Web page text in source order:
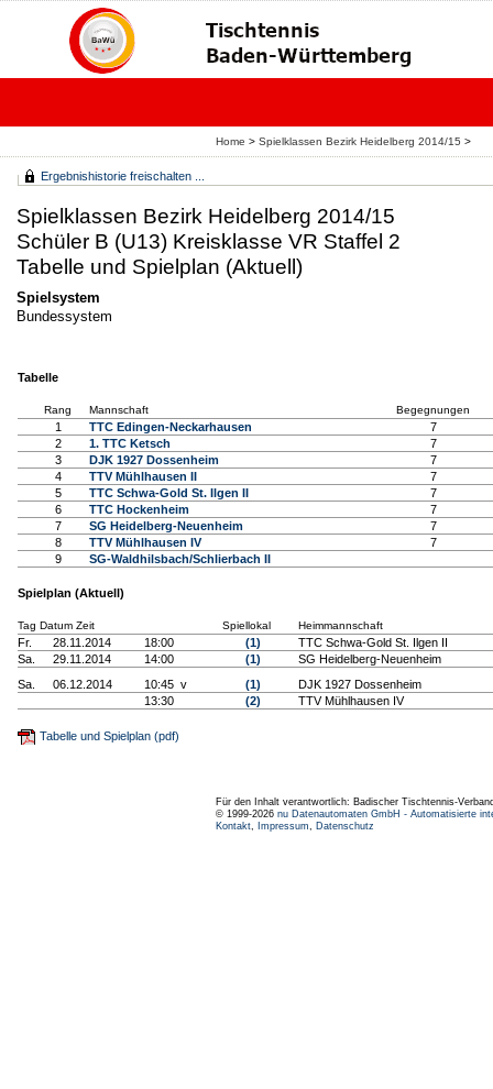
Home > Spielklassen Bezirk Heidelberg 2014/15 >
Ergebnishistorie freischalten ...
Spielklassen Bezirk Heidelberg 2014/15
Schüler B (U13) Kreisklasse VR Staffel 2
Tabelle und Spielplan (Aktuell)
Spielsystem
Bundessystem
Tabelle
Rang Mannschaft Begegnungen
1 TTC Edingen-Neckarhausen
7
2
1. TTC Ketsch
7
3
DJK 1927 Dossenheim
7
4
TTV Mühlhausen II
7
5
TTC Schwa-Gold St. Ilgen II
7
6
TTC Hockenheim
7
7
SG Heidelberg-Neuenheim
7
8
TTV Mühlhausen IV
7
9
SG-Waldhilsbach/Schlierbach II
Spielplan (Aktuell)
Tag Datum Zeit Spiellokal Heimmannschaft
Fr. 28.11.2014 18:00 (1)
TTC Schwa-Gold St. Ilgen II
Sa.
29.11.2014 14:00 (1)
SG Heidelberg-Neuenheim
Sa.
06.12.2014 10:45 v (1)
DJK 1927 Dossenheim
13:30
(2) TTV Mühlhausen IV
Tabelle und Spielplan (pdf)
Für den Inhalt verantwortlich: Badischer Tischtennis-
© 1999-2026 nu Datenautomaten GmbH - Automatisierte
Kontakt, Impressum, Datenschutz